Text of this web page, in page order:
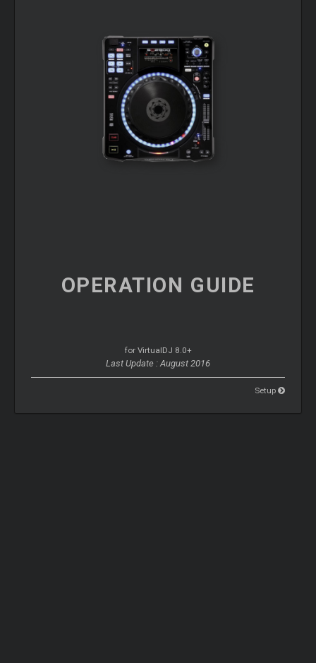
OPERATION GUIDE
for VirtualDJ 8.0+
Last Update : August 2016
Setup